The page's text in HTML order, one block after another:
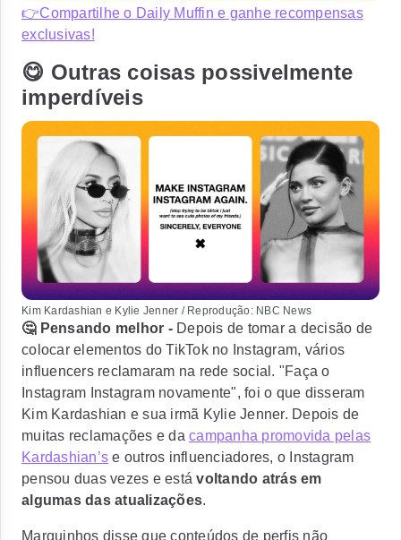
👉Compartilhe o Daily Muffin e ganhe recompensas
exclusivas!
😋 Outras coisas possivelmente
imperdíveis
Kim Kardashian e Kylie Jenner / Reprodução: NBC News
🤔 Pensando melhor - Depois de tomar a decisão de
colocar elementos do TikTok no Instagram, vários
influencers reclamaram na rede social. "Faça o
Instagram Instagram novamente", foi o que disseram
Kim Kardashian e sua irmã Kylie Jenner. Depois de
muitas reclamações e da campanha promovida pelas
Kardashian’s e outros influenciadores, o Instagram
pensou duas vezes e está voltando atrás em
algumas das atualizações.
Marquinhos disse que conteúdos de perfis não